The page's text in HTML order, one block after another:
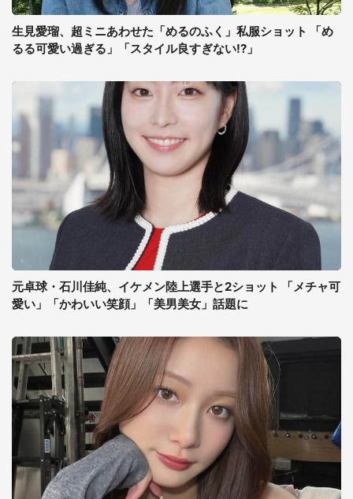
生見愛瑠、超ミニあわせた「めるのふく」私服ショット 「め
るる可愛い過ぎる」「スタイル良すぎない!?」
元卓球・石川佳純、イケメン陸上選手と2ショット 「メチャ可
愛い」「かわいい笑顔」「美男美女」話題に